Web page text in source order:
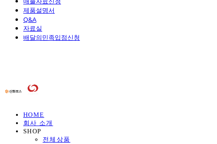
제품설명서
Q&A
자료실
배달의민족입점신청
HOME
회사 소개
SHOP
전체상품